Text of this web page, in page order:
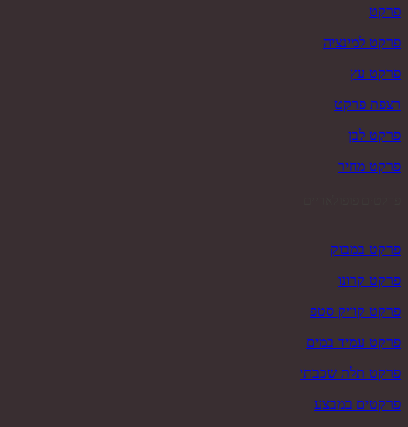
פרקט
פרקט למינציה
פרקט עץ
רצפת פרקט
פרקט לבן
פרקט מחיר
פרקט במבוק
פרקט קרונו
פרקט קוויק סטפ
פרקט עמיד במים
פרקט תלת שכבתי
פרקטים במבצע